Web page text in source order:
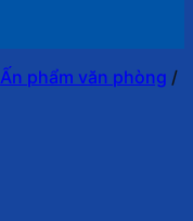
Ấn phẩm văn phòng /